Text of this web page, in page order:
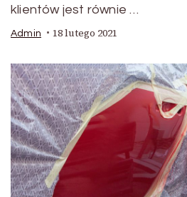
klientów jest równie …
Admin 18 lutego 2021